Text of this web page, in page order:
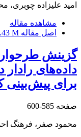
امید علیزاده چوبری،
مشاهده مقاله
اصل مقاله M
گزینش
برای پیش‌‌‌بینی
صفحه 585-600
محمود صفر، فرهنگ